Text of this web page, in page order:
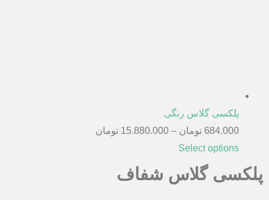
پلکسی گلاس رنگی
684.000 تومان –
15.880.000 تومان
Select options
پلکسی گلاس شفاف